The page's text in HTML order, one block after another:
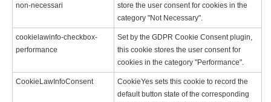
non-necessari
store the user consent for cookies in the
category "Not Necessary".
cookielawinfo-checkbox-
performance
Set by the GDPR Cookie Consent plugin,
this cookie stores the user consent for
cookies in the category "Performance".
CookieLawInfoConsent
CookieYes sets this cookie to record the
default button state of the corresponding